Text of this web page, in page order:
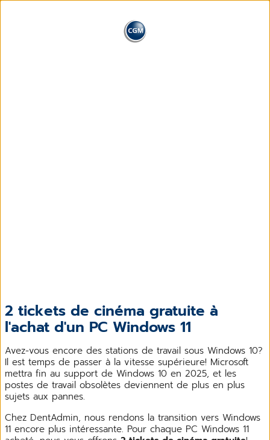
2 tickets de cinéma gratuite à
l'achat d'un PC Windows 11
Avez-vous encore des stations de travail sous Windows 10?
Il est temps de passer à la vitesse supérieure! Microsoft
mettra fin au support de Windows 10 en 2025, et les
postes de travail obsolètes deviennent de plus en plus
sujets aux pannes.
Chez DentAdmin, nous rendons la transition vers Windows
11 encore plus intéressante. Pour chaque PC Windows 11